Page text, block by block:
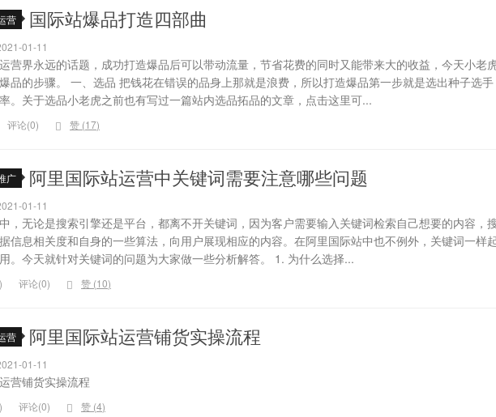
营 国际站爆品打造四部曲
01-11
营界永远的话题，成功打造爆品后可以带动流量，节省花费的同时又能带来大的收益，今天小老
品的步骤。 一、选品 把钱花在错误的品身上那就是浪费，所以打造爆品第一步就是选出种子选手
。关于选品小老虎之前也有写过一篇站内选品拓品的文章，点击这里可...
评论(0) 赞 (17)
广 阿里国际站运营中关键词需要注意哪些问题
01-11
，无论是搜索引擎还是平台，都离不开关键词，因为客户需要输入关键词检索自己想要的内容，
信息相关度和自身的一些算法，向用户展现相应的内容。在阿里国际站中也不例外，关键词一样
。今天就针对关键词的问题为大家做一些分析解答。 1. 为什么选择...
评论(0) 赞 (10)
营 阿里国际站运营铺货实操流程
01-11
营铺货实操流程
评论(0) 赞 (4)